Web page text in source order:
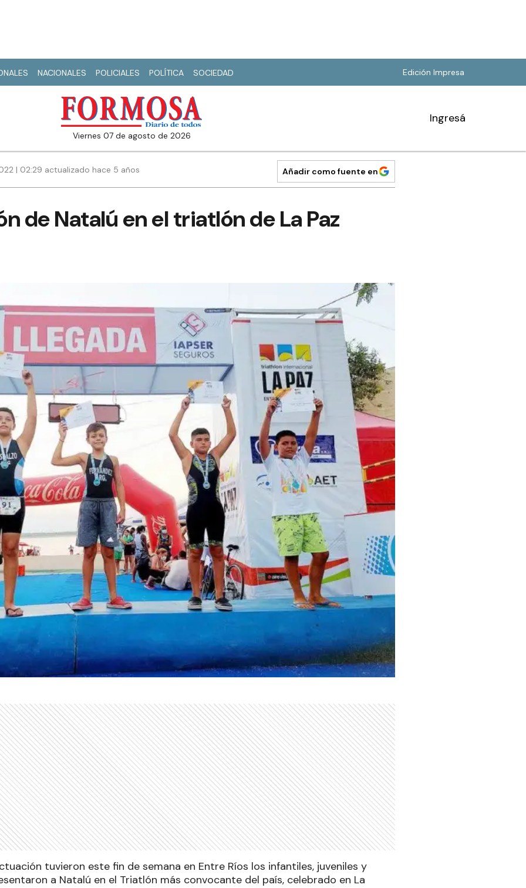
NACIONALES POLICIALES POLÍTICA SOCIEDAD Edición Impresa
viernes 07 de agosto de 2026
Ingresá
| 02:29 actualizado hace 5 años Añadir como fuente en
de Natalú en el triatlón de La Paz
tuvieron este fin de semana en Entre Ríos los infantiles, juveniles y
a Natalú en el Triatlón más convocante del país, celebrado en La